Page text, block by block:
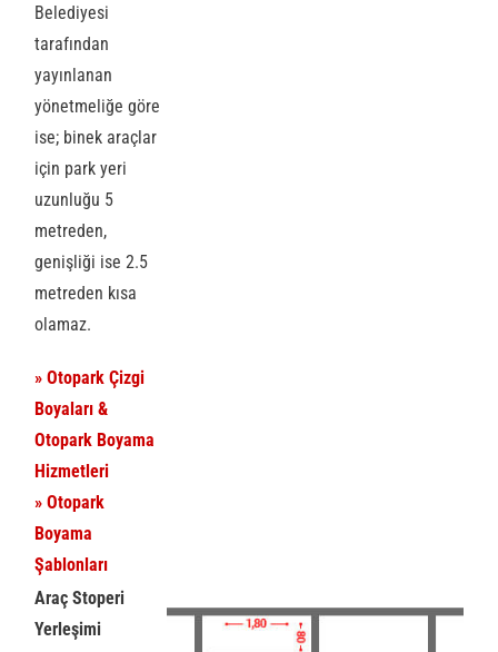
Belediyesi
tarafından
yayınlanan
yönetmeliğe göre
ise; binek araçlar
için park yeri
uzunluğu 5
metreden,
genişliği ise 2.5
metreden kısa
olamaz.
» Otopark Çizgi
Boyaları &
Otopark Boyama
Hizmetleri
» Otopark
Boyama
Şablonları
Araç Stoperi
Yerleşimi